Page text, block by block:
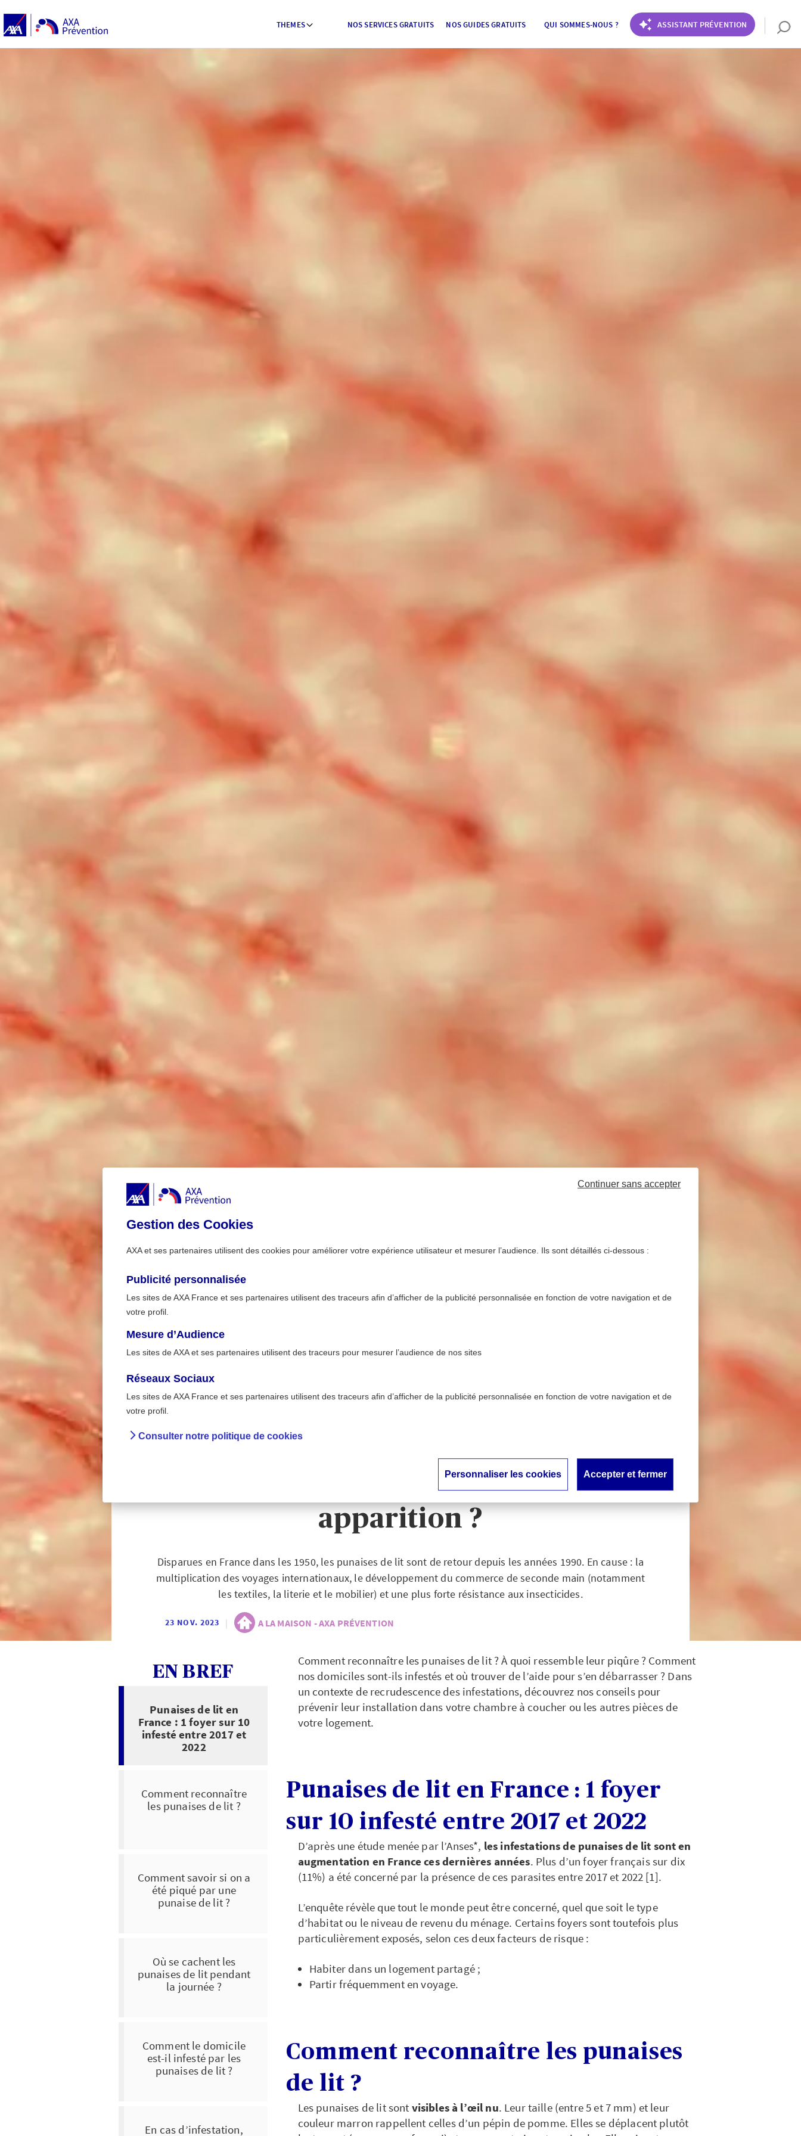
THEMES NOS SERVICES GRATUITS NOS GUIDES GRATUITS QUI SOMMES-NOUS ? ASSISTANT PRÉVENTION
Accueil
Punaises de lit : comment les
éradiquer et prévenir leur
apparition ?
Disparues en France dans les 1950, les punaises de lit sont de retour depuis les années 1990. En cause : la
multiplication des voyages internationaux, le développement du commerce de seconde main (notamment
les textiles, la literie et le mobilier) et une plus forte résistance aux insecticides.
23 NOV. 2023 | A LA MAISON - AXA PRÉVENTION
EN BREF
Punaises de lit en
France : 1 foyer sur 10
infesté entre 2017 et
2022
Comment reconnaître
les punaises de lit ?
Comment savoir si on a
été piqué par une
punaise de lit ?
Où se cachent les
punaises de lit pendant
la journée ?
Comment le domicile
est-il infesté par les
punaises de lit ?
En cas d’infestation,
Comment reconnaître les punaises de lit ? À quoi ressemble leur piqûre ? Comment
nos domiciles sont-ils infestés et où trouver de l’aide pour s’en débarrasser ? Dans
un contexte de recrudescence des infestations, découvrez nos conseils pour
prévenir leur installation dans votre chambre à coucher ou les autres pièces de
votre logement.
Punaises de lit en France : 1 foyer
sur 10 infesté entre 2017 et 2022
D’après une étude menée par l’Anses*, les infestations de punaises de lit sont en
augmentation en France ces dernières années. Plus d’un foyer français sur dix
(11%) a été concerné par la présence de ces parasites entre 2017 et 2022 [1].
L’enquête révèle que tout le monde peut être concerné, quel que soit le type
d’habitat ou le niveau de revenu du ménage. Certains foyers sont toutefois plus
particulièrement exposés, selon ces deux facteurs de risque :
Habiter dans un logement partagé ;
Partir fréquemment en voyage.
Comment reconnaître les punaises
de lit ?
Les punaises de lit sont visibles à l’œil nu. Leur taille (entre 5 et 7 mm) et leur
couleur marron rappellent celles d’un pépin de pomme. Elles se déplacent plutôt
Gestion des Cookies
AXA et ses partenaires utilisent des cookies pour améliorer votre expérience utilisateur et mesurer l’audience. Ils sont détaillés ci-dessous :
Publicité personnalisée
Les sites de AXA France et ses partenaires utilisent des traceurs afin d’afficher de la publicité personnalisée en fonction de votre navigation et de
votre profil.
Mesure d’Audience
Les sites de AXA et ses partenaires utilisent des traceurs pour mesurer l’audience de nos sites
Réseaux Sociaux
Les sites de AXA France et ses partenaires utilisent des traceurs afin d’afficher de la publicité personnalisée en fonction de votre navigation et de
votre profil.
Consulter notre politique de cookies
Continuer sans accepter
Personnaliser les cookies Accepter et fermer